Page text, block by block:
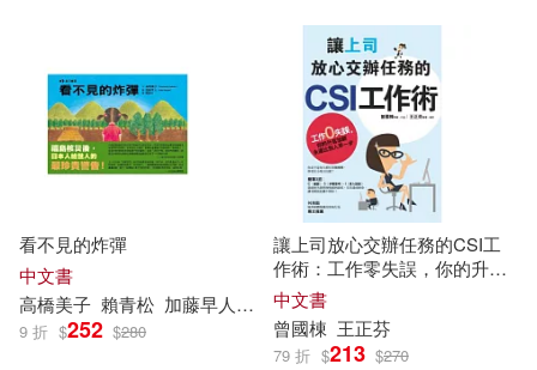
適合手機平板閱讀(1)
適合平板閱讀(4)
其他 (可複選)
現在可購買商品(7)
看不見的炸彈
中文書
高橋美子 賴青松 加藤早人（KatoHayato
9 折 $252 $280
讓上司放心交辦任務的CSI工
作術：工作零失誤，你的升官
加薪永遠比別人
中文書
曾國棟 王正芬
79 折 $213 $270